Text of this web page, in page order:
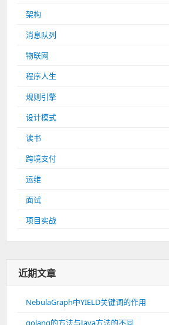
架构
消息队列
物联网
程序人生
规则引擎
设计模式
读书
跨境支付
运维
面试
项目实战
近期文章
NebulaGraph中YIELD关键词的作用
golang的方法与Java方法的不同